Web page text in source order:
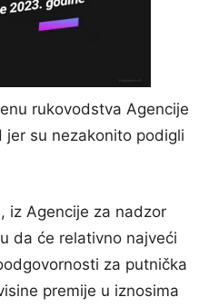
rukovodstva Agencije
jer su nezakonito podigli
iz Agencije za nadzor
da će relativno najveći
za putnička
premije u iznosima